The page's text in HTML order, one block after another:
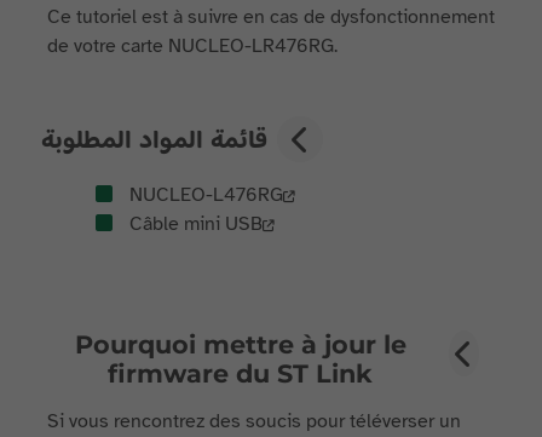
Ce tutoriel est à suivre en cas de dysfonctionnement
de votre carte NUCLEO-LR476RG.
قائمة المواد المطلوبة
NUCLEO-L476RG
Câble mini USB
Pourquoi mettre à jour le
firmware du ST Link
Si vous rencontrez des soucis pour téléverser un